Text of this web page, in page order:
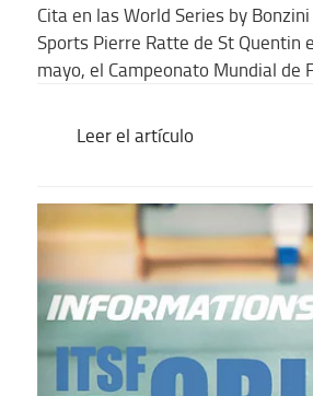
Cita en las World Series by
Sports Pierre Ratte de St Quentin
mayo, el Campeonato Mundial de
Leer el artículo